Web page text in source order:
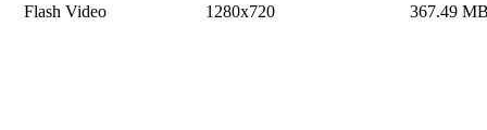
Flash Video
1280x720 367.49